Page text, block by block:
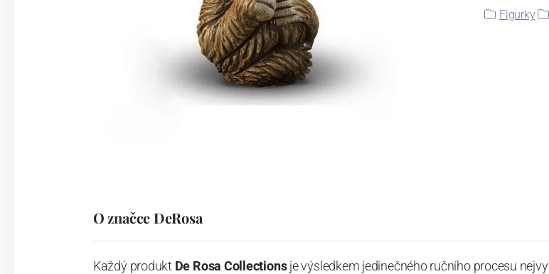
Figurky
O značce DeRosa
Každý produkt De Rosa Collectionsje výsledkem jedinečného ručního procesu